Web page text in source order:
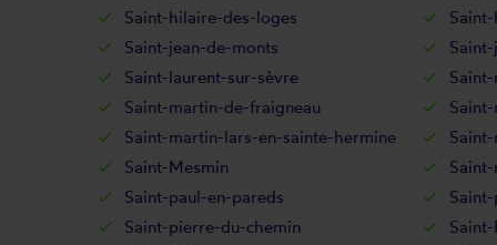
Saint-hilaire-des-loges
Saint-jean-de-monts
Saint-laurent-sur-sèvre
Saint-martin-de-fraigneau
Saint-martin-lars-en-sainte-hermine
Saint-Mesmin
Saint-paul-en-pareds
Saint-pierre-du-chemin